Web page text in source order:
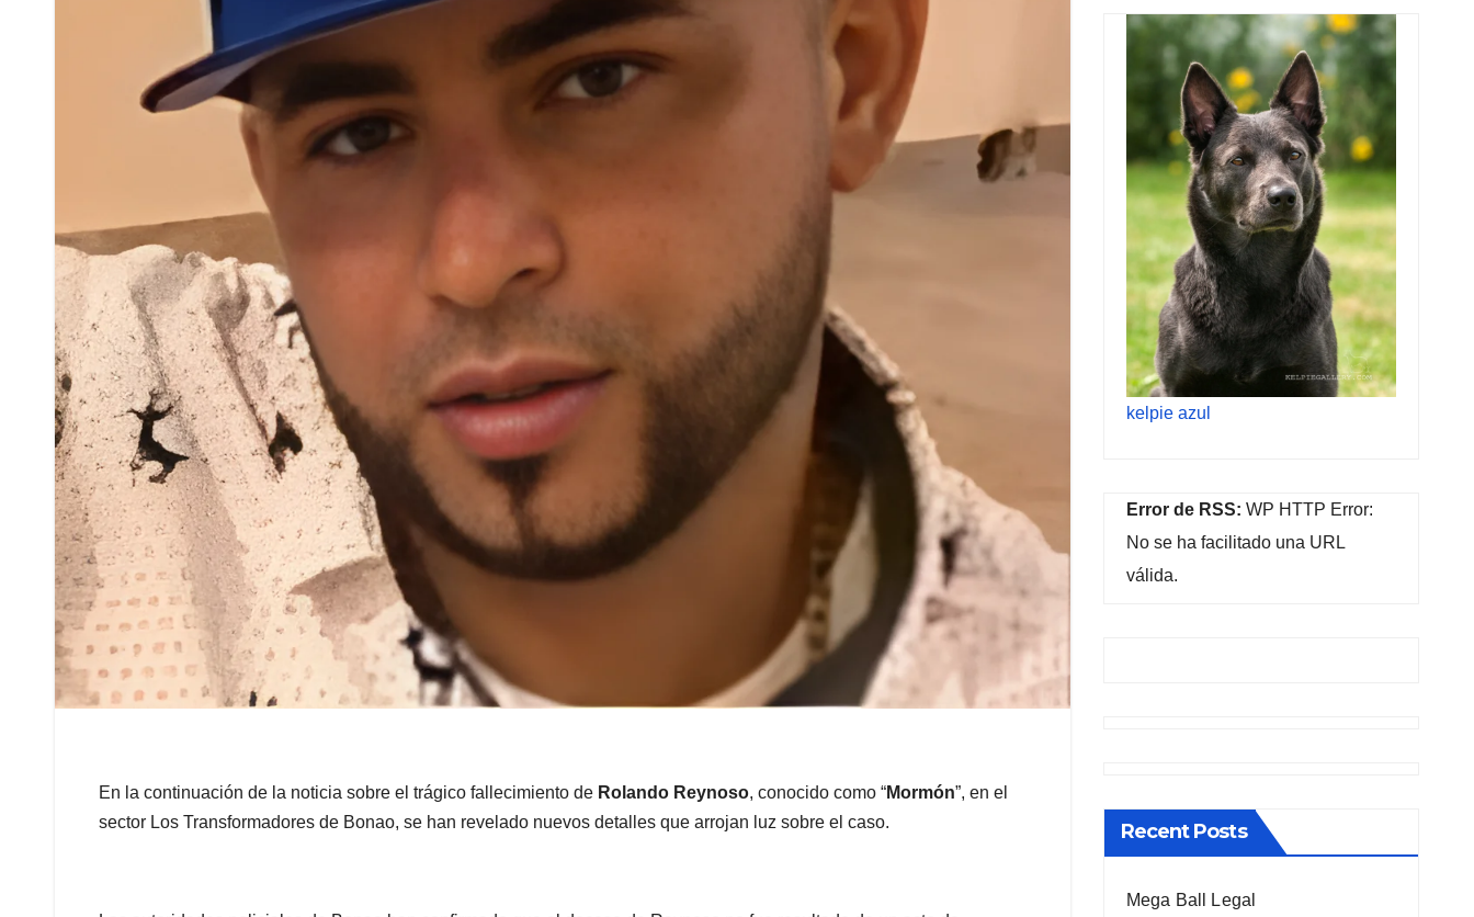
En la continuación de la noticia sobre el trágico fallecimiento de Rolando Reynoso, conocido como “Mormón”, en el
sector Los Transformadores de Bonao, se han revelado nuevos detalles que arrojan luz sobre el caso.
kelpie azul
Error de RSS: WP HTTP Error:
No se ha facilitado una URL
válida.
Recent Posts
Mega Ball Legal